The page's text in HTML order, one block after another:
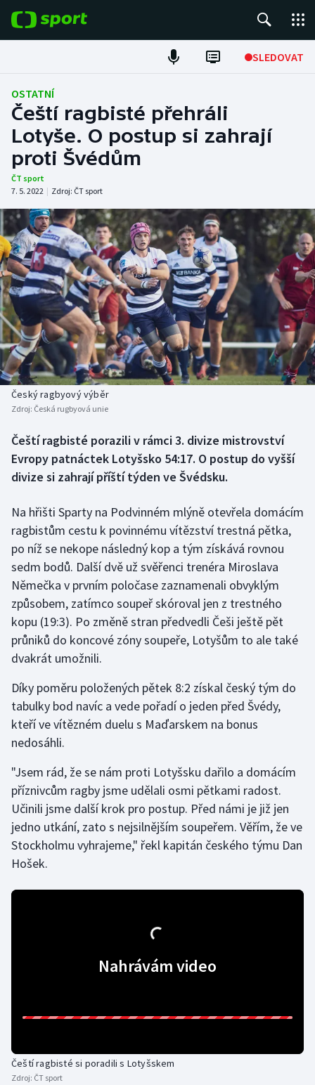
SLEDOVAT
Fotbal
Hokej
Tenis
Atletika
Cyklistika
DALŠÍ SPORTY
Americký fotbal
Baseball a softbal
Basketbal
Biatlon
Box
Dostihy
Florbal
Futsal
Golf
Gymnastika
Házená
Jezdectví
Krasobruslení
Lezení
Lyže a snowboard
Plážový volejbal
NEPŘEHLÉDNĚTE
Soutěže
Historické návraty
Aplikace ČT sport
OSTATNÍ
Čeští ragbisté přehráli
Lotyše. O postup si zahrají
proti Švédům
ČT sport
7. 5. 2022 | Zdroj: ČT sport
Český ragbyový výběr
Zdroj: Česká rugbyová unie
Čeští ragbisté porazili v rámci 3. divize mistrovství
Evropy patnáctek Lotyšsko 54:17. O postup do vyšší
divize si zahrají příští týden ve Švédsku.
Na hřišti Sparty na Podvinném mlýně otevřela domácím
ragbistům cestu k povinnému vítězství trestná pětka,
po níž se nekope následný kop a tým získává rovnou
sedm bodů. Další dvě už svěřenci trenéra Miroslava
Němečka v prvním poločase zaznamenali obvyklým
způsobem, zatímco soupeř skóroval jen z trestného
kopu (19:3). Po změně stran předvedli Češi ještě pět
průniků do koncové zóny soupeře, Lotyšům to ale také
dvakrát umožnili.
Díky poměru položených pětek 8:2 získal český tým do
tabulky bod navíc a vede pořadí o jeden před Švédy,
kteří ve vítězném duelu s Maďarskem na bonus
nedosáhli.
"Jsem rád, že se nám proti Lotyšsku dařilo a domácím
příznivcům ragby jsme udělali osmi pětkami radost.
Učinili jsme další krok pro postup. Před námi je již jen
jedno utkání, zato s nejsilnějším soupeřem. Věřím, že ve
Stockholmu vyhrajeme," řekl kapitán českého týmu Dan
Hošek.
Nahrávám video
Čeští ragbisté si poradili s Lotyšskem
Zdroj: ČT sport